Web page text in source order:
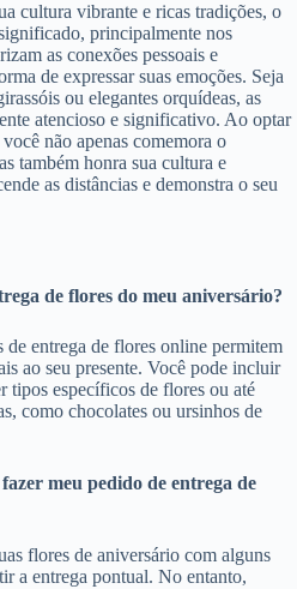
cultura vibrante e ricas tradições, o
principalmente nos
as conexões pessoais e
de expressar suas emoções. Seja
ou elegantes orquídeas, as
atencioso e significativo. Ao optar
não apenas comemora o
também honra sua cultura e
as distâncias e demonstra o seu
de flores do meu aniversário?
entrega de flores online permitem
ao seu presente. Você pode incluir
tipos específicos de flores ou até
como chocolates ou ursinhos de
meu pedido de entrega de
flores de aniversário com alguns
a entrega pontual. No entanto,